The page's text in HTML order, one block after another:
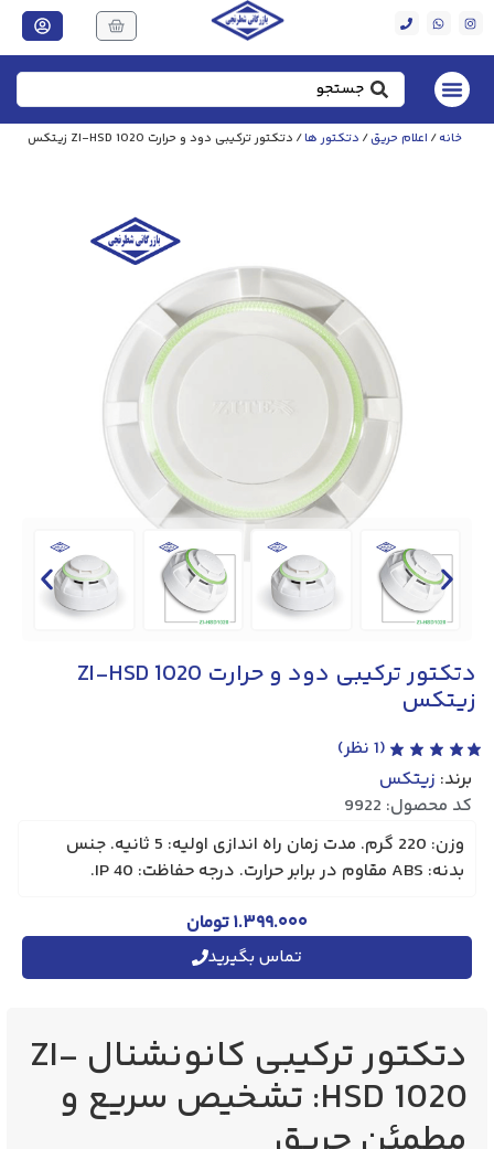
خانه/ اعلام حریق/ دتکتور ها/ دتکتور ترکیبی دود و حرارت ZI-HSD 1020 زیتکس
دتکتور ترکیبی دود و حرارت ZI-HSD 1020
زیتکس
(
1 نظر)
برند: زیتکس
کد محصول: 9922
وزن: 220 گرم. مدت زمان راه اندازی اولیه: 5 ثانیه. جنس
بدنه: ABS مقاوم در برابر حرارت. درجه حفاظت: IP 40.
۱.۳۹۹.۰۰۰تومان
تماس بگیرید
دتکتور ترکیبی کانونشنال ZI-
HSD 1020: تشخیص سریع و